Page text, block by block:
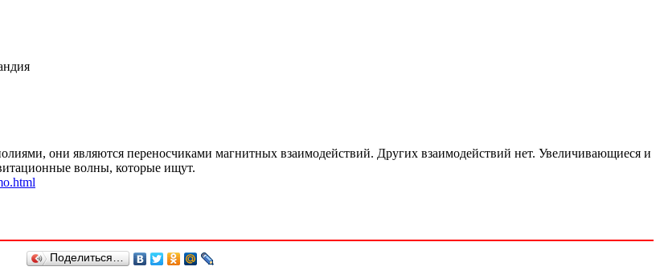
они являются переносчиками магнитных взаимодействий. Других взаимодействий нет. Увеличивающиеся и
волны, которые ищут.
Поделиться…